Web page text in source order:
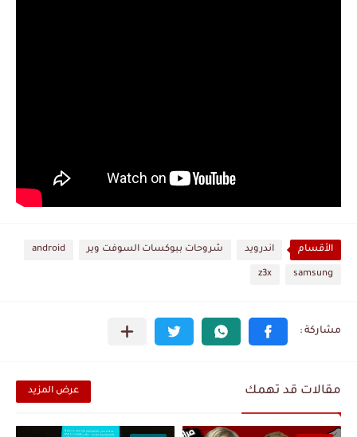
الأقسام اندرويد شروحات ببوكسات السوفت وير android
samsung
z3x
مقالات قد تهمك عرض المزيد